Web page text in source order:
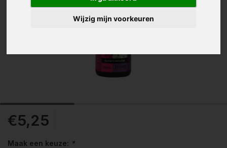
Wijzig mijn voorkeuren
€5,25
Maak een keuze: *